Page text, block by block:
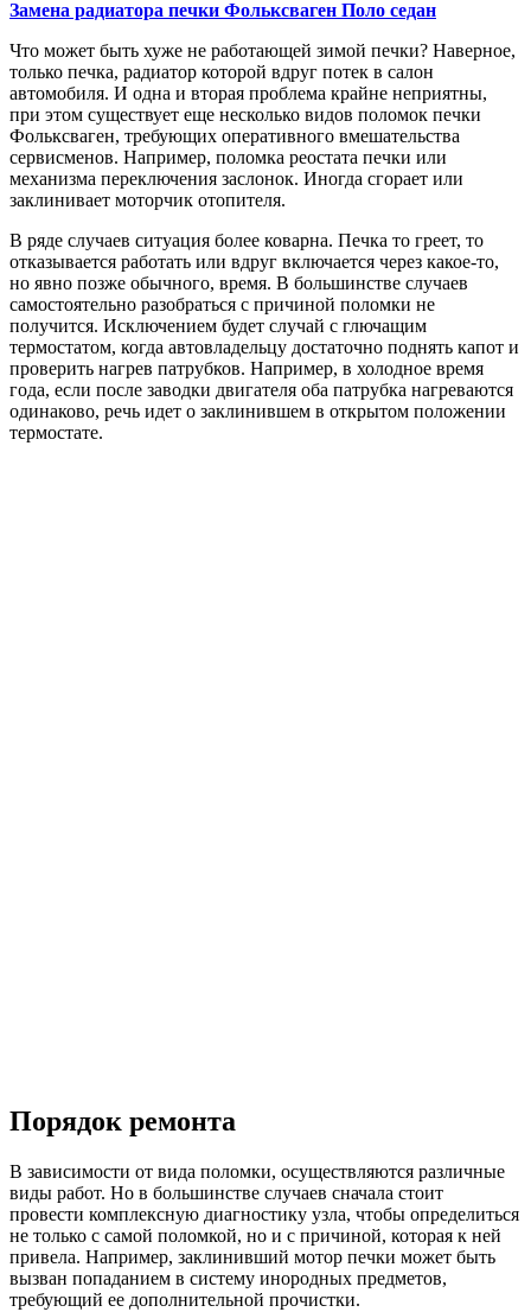
Замена радиатора печки Фольксваген Поло седан
Что может быть хуже не работающей зимой печки? Наверное,
только печка, радиатор которой вдруг потек в салон
автомобиля. И одна и вторая проблема крайне неприятны,
при этом существует еще несколько видов поломок печки
Фольксваген, требующих оперативного вмешательства
сервисменов. Например, поломка реостата печки или
механизма переключения заслонок. Иногда сгорает или
заклинивает моторчик отопителя.
В ряде случаев ситуация более коварна. Печка то греет, то
отказывается работать или вдруг включается через какое-то,
но явно позже обычного, время. В большинстве случаев
самостоятельно разобраться с причиной поломки не
получится. Исключением будет случай с глючащим
термостатом, когда автовладельцу достаточно поднять капот и
проверить нагрев патрубков. Например, в холодное время
года, если после заводки двигателя оба патрубка нагреваются
одинаково, речь идет о заклинившем в открытом положении
термостате.
Порядок ремонта
В зависимости от вида поломки, осуществляются различные
виды работ. Но в большинстве случаев сначала стоит
провести комплексную диагностику узла, чтобы определиться
не только с самой поломкой, но и с причиной, которая к ней
привела. Например, заклинивший мотор печки может быть
вызван попаданием в систему инородных предметов,
требующий ее дополнительной прочистки.